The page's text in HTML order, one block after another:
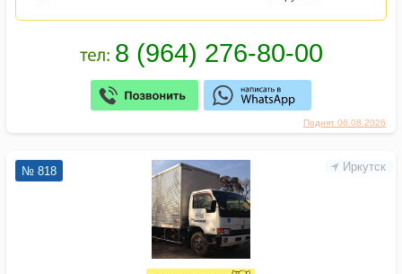
Поднят 06.08.2026
Иркутск
№ 818